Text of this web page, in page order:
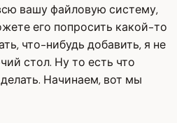
вашу файловую систему,
его попросить какой-то
что-нибудь добавить, я не
стол. Ну то есть что
Начинаем, вот мы